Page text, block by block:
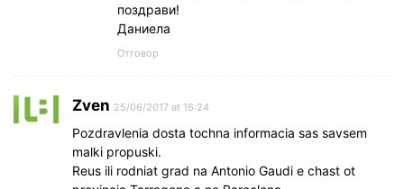
поздрави!
Даниела
Отговор
Zven 25/06/2017 at 16:24
Pozdravlenia dosta tochna informacia sas savsem
malki propuski.
Reus ili rodniat grad na Antonio Gaudi e chast ot